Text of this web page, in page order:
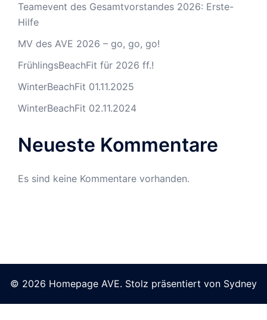
Teamevent des Gesamtvorstandes 2026: Erste-
Hilfe
MV des AVE 2026 – go, go, go!
FrühlingsBeachFit für 2026 ff.!
WinterBeachFit 01.11.2025
WinterBeachFit 02.11.2024
Neueste Kommentare
Es sind keine Kommentare vorhanden.
© 2026 Homepage AVE. Stolz präsentiert von Sydney